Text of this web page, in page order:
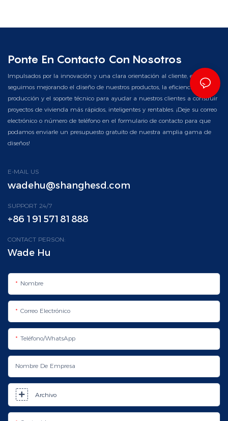
Ponte En Contacto Con Nosotros
Impulsados ​​por la innovación y una clara orientación al cliente, en Yichen
seguimos mejorando el diseño de nuestros productos, la eficiencia de la
producción y el soporte técnico para ayudar a nuestros clientes a construir
proyectos de vivienda más rápidos, inteligentes y rentables. ¡Deje su correo
electrónico o número de teléfono en el formulario de contacto para que
podamos enviarle un presupuesto gratuito de nuestra amplia gama de
diseños!
E-MAIL US
wadehu@shanghesd.com
SUPPORT 24/7
+86 19157181888
CONTACT PERSON:
Wade Hu
Nombre
Correo Electrónico
Teléfono/WhatsApp
Nombre De Empresa
Archivo